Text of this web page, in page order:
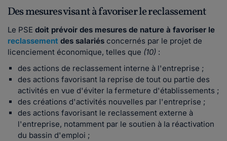
Des mesures visant à favoriser le reclassement
Le PSE doit prévoir des mesures de nature à favoriser le
reclassement des salariés concernés par le projet de
licenciement économique, telles que (10) :
des actions de reclassement interne à l'entreprise ;
des actions favorisant la reprise de tout ou partie des
activités en vue d'éviter la fermeture d'établissements ;
des créations d'activités nouvelles par l'entreprise ;
des actions favorisant le reclassement externe à
l'entreprise, notamment par le soutien à la réactivation
du bassin d'emploi ;